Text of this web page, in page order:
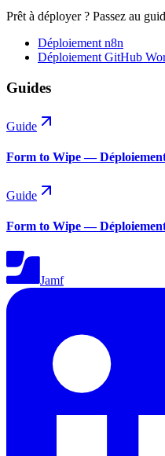
Prêt à déployer ? Passez au
Déploiement n8n
Déploiement GitHub
Guides
Guide
Form to Wipe —
Guide
Form to Wipe —
Jamf